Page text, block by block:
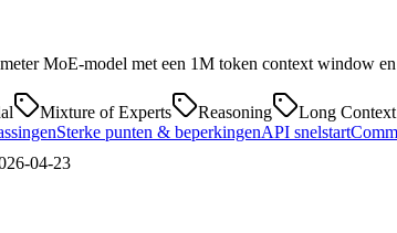
MoE-model met een 1M token context window
Mixture of Experts Reasoning
Long Context
Sterke punten & beperkingenAPI snelstart
04-23